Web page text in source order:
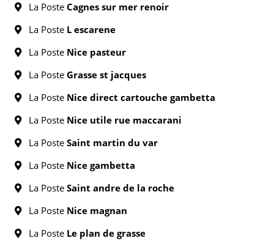
La Poste Cagnes sur mer renoir
La Poste L escarene
La Poste Nice pasteur
La Poste Grasse st jacques
La Poste Nice direct cartouche gambetta
La Poste Nice utile rue maccarani
La Poste Saint martin du var
La Poste Nice gambetta
La Poste Saint andre de la roche
La Poste Nice magnan
La Poste Le plan de grasse